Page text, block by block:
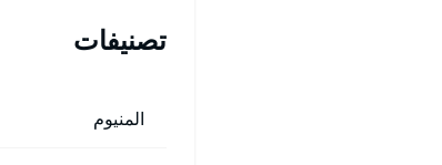
تصنيفات
المنيوم